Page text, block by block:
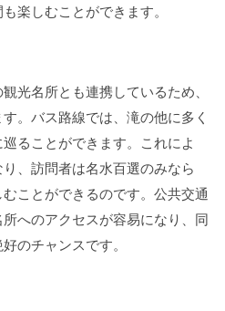
楽しむことができます。
光名所とも連携しているため、
。バス路線では、滝の他に多く
ることができます。これによ
、訪問者は名水百選のみなら
ことができるのです。公共交通
へのアクセスが容易になり、同
のチャンスです。